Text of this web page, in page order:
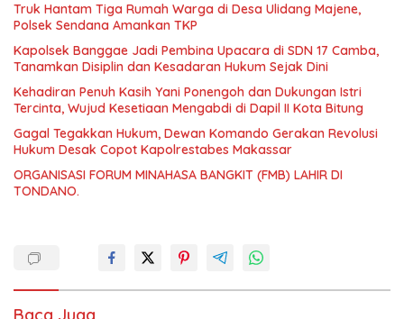
Truk Hantam Tiga Rumah Warga di Desa Ulidang Majene,
Polsek Sendana Amankan TKP
Kapolsek Banggae Jadi Pembina Upacara di SDN 17 Camba,
Tanamkan Disiplin dan Kesadaran Hukum Sejak Dini
Kehadiran Penuh Kasih Yani Ponengoh dan Dukungan Istri
Tercinta, Wujud Kesetiaan Mengabdi di Dapil II Kota Bitung
Gagal Tegakkan Hukum, Dewan Komando Gerakan Revolusi
Hukum Desak Copot Kapolrestabes Makassar
ORGANISASI FORUM MINAHASA BANGKIT (FMB) LAHIR DI
TONDANO.